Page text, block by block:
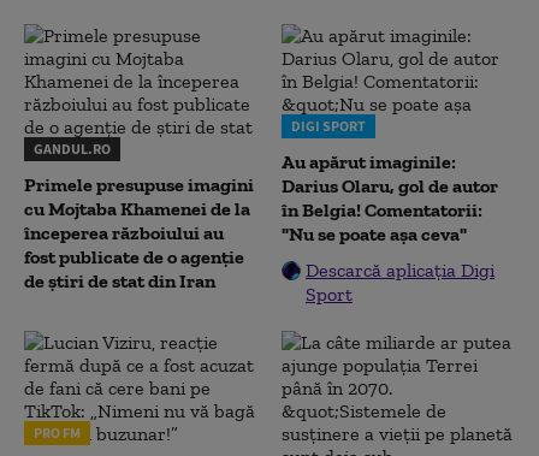
GANDUL.RO
Primele presupuse imagini
cu Mojtaba Khamenei de la
începerea războiului au
fost publicate de o agenție
de știri de stat din Iran
DIGI SPORT
Au apărut imaginile:
Darius Olaru, gol de autor
în Belgia! Comentatorii:
"Nu se poate așa ceva"
Descarcă aplicația Digi
Sport
PRO FM